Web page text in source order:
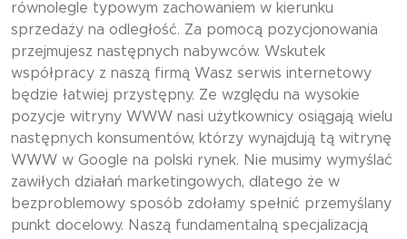
równolegle typowym zachowaniem w kierunku
sprzedaży na odległość. Za pomocą pozycjonowania
przejmujesz następnych nabywców. Wskutek
współpracy z naszą firmą Wasz serwis internetowy
będzie łatwiej przystępny. Ze względu na wysokie
pozycje witryny WWW nasi użytkownicy osiągają wielu
następnych konsumentów, którzy wynajdują tą witrynę
WWW w Google na polski rynek. Nie musimy wymyślać
zawiłych działań marketingowych, dlatego że w
bezproblemowy sposób zdołamy spełnić przemyślany
punkt docelowy. Naszą fundamentalną specjalizacją